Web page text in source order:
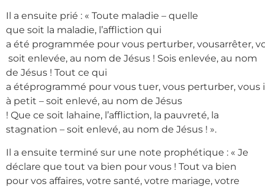
Il a ensuite prié : « Toute maladie – quelle
que soit la maladie, l’affliction qui
a été programmée pour vous perturber, vousarrêter,
soit enlevée, au nom de Jésus ! Sois enlevée, au nom
de Jésus ! Tout ce qui
a étéprogrammé pour vous tuer, vous perturber,
à petit – soit enlevé, au nom de Jésus
! Que ce soit lahaine, l’affliction, la pauvreté, la
stagnation – soit enlevé, au nom de Jésus ! ».
Il a ensuite terminé sur une note prophétique : « Je
déclare que tout va bien pour vous ! Tout va bien
pour vos affaires, votre santé, votre mariage, votre